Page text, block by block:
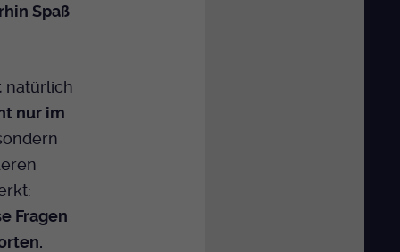
Spaß
natürlich
nur im
Fragen